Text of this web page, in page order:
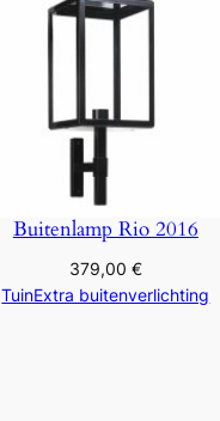
Buitenlamp Rio 2016
379,00 €
TuinExtra buitenverlichting